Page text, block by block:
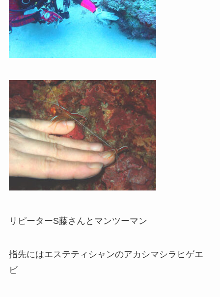
リピーターS藤さんとマンツーマン
指先にはエステティシャンのアカシマシラヒゲエ
ビ